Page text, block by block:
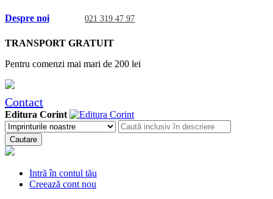
Despre noi 021 319 47 97
TRANSPORT GRATUIT
Pentru comenzi mai mari de 200 lei
Contact
Editura Corint
Cautare
Intră în contul tău
Creează cont nou